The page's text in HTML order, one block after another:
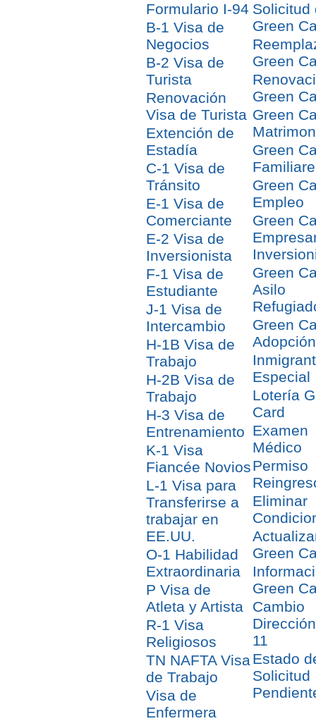
Formulario I-94
B-1 Visa de
Negocios
B-2 Visa de
Turista
Renovación
Visa de Turista
Extención de
Estadía
C-1 Visa de
Tránsito
E-1 Visa de
Comerciante
E-2 Visa de
Inversionista
F-1 Visa de
Estudiante
J-1 Visa de
Intercambio
H-1B Visa de
Trabajo
H-2B Visa de
Trabajo
H-3 Visa de
Entrenamiento
K-1 Visa
Fiancée Novios
L-1 Visa para
Transferirse a
trabajar en
EE.UU.
O-1 Habilidad
Extraordinaria
P Visa de
Atleta y Artista
R-1 Visa
Religiosos
TN NAFTA Visa
de Trabajo
Visa de
Enfermera
Solicitud
Green
Green
Green
Green
Green
Green
Empleo
Green
Green
Asilo
Green
Adopción
Especial
Lotería
Card
Examen
Médico
Permiso
Eliminar
Green
Green
Cambio
11
Estado
Solicitud